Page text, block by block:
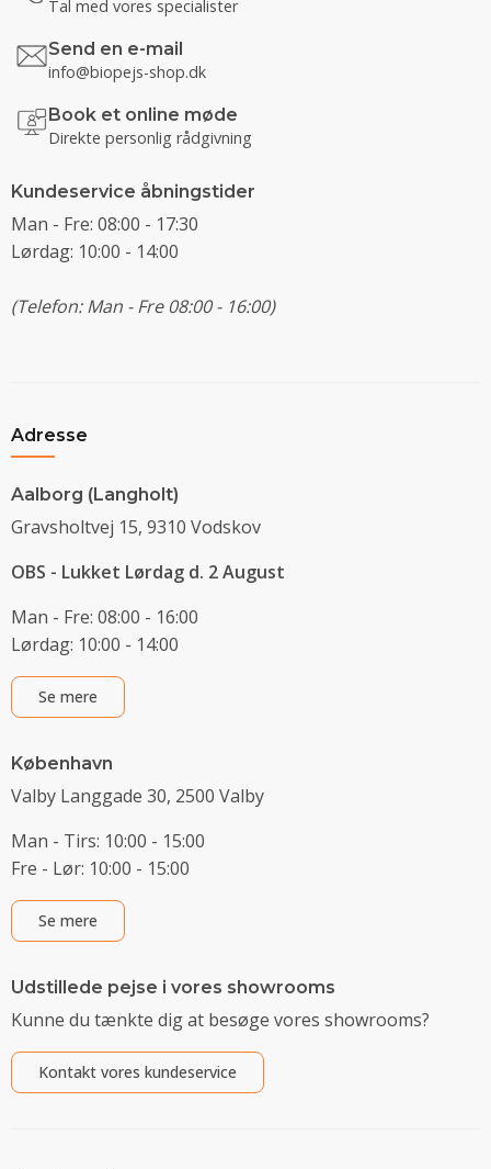
Tal med vores specialister
Send en e-mail
info@biopejs-shop.dk
Book et online møde
Direkte personlig rådgivning
Kundeservice åbningstider
Man - Fre: 08:00 - 17:30
Lørdag: 10:00 - 14:00
(Telefon: Man - Fre 08:00 - 16:00)
Adresse
Aalborg (Langholt)
Gravsholtvej 15, 9310 Vodskov
OBS - Lukket Lørdag d. 2 August
Man - Fre: 08:00 - 16:00
Lørdag: 10:00 - 14:00
Se mere
København
Valby Langgade 30, 2500 Valby
Man - Tirs: 10:00 - 15:00
Fre - Lør: 10:00 - 15:00
Se mere
Udstillede pejse i vores showrooms
Kunne du tænkte dig at besøge vores showrooms?
Kontakt vores kundeservice